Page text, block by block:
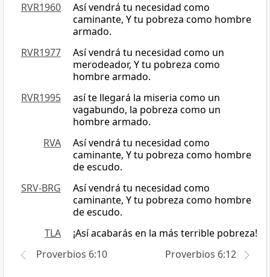
RVR1960
Así vendrá tu necesidad como
caminante, Y tu pobreza como hombre
armado.
RVR1977
Así vendrá tu necesidad como un
merodeador, Y tu pobreza como
hombre armado.
RVR1995
así te llegará la miseria como un
vagabundo, la pobreza como un
hombre armado.
RVA
Así vendrá tu necesidad como
caminante, Y tu pobreza como hombre
de escudo.
SRV-BRG
Así vendrá tu necesidad como
caminante, Y tu pobreza como hombre
de escudo.
TLA
¡Así acabarás en la más terrible pobreza!
Proverbios 6:10
Proverbios 6:12